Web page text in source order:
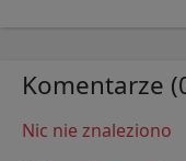
Komentarze
Nic nie znaleziono